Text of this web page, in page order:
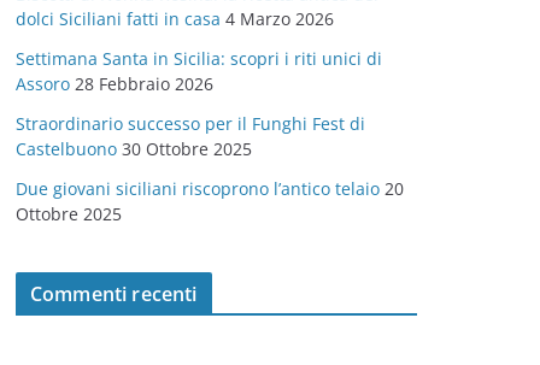
dolci Siciliani fatti in casa 4 Marzo 2026
Settimana Santa in Sicilia: scopri i riti unici di
Assoro 28 Febbraio 2026
Straordinario successo per il Funghi Fest di
Castelbuono 30 Ottobre 2025
Due giovani siciliani riscoprono l’antico telaio 20
Ottobre 2025
Commenti recenti